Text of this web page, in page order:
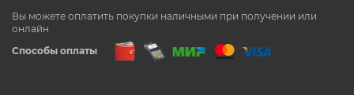
Способы оплаты
Вы можете оплатить покупки наличными при получении или
онлайн